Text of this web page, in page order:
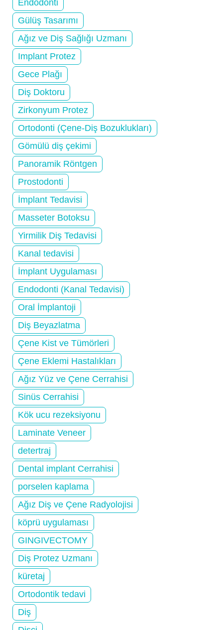
Endodonti
Gülüş Tasarımı
Ağız ve Diş Sağlığı Uzmanı
Implant Protez
Gece Plağı
Diş Doktoru
Zirkonyum Protez
Ortodonti (Çene-Diş Bozuklukları)
Gömülü diş çekimi
Panoramik Röntgen
Prostodonti
İmplant Tedavisi
Masseter Botoksu
Yirmilik Diş Tedavisi
Kanal tedavisi
İmplant Uygulaması
Endodonti (Kanal Tedavisi)
Oral İmplantoji
Diş Beyazlatma
Çene Kist ve Tümörleri
Çene Eklemi Hastalıkları
Ağız Yüz ve Çene Cerrahisi
Sinüs Cerrahisi
Kök ucu rezeksiyonu
Laminate Veneer
detertraj
Dental implant Cerrahisi
porselen kaplama
Ağız Diş ve Çene Radyolojisi
köprü uygulaması
GINGIVECTOMY
Diş Protez Uzmanı
küretaj
Ortodontik tedavi
Diş